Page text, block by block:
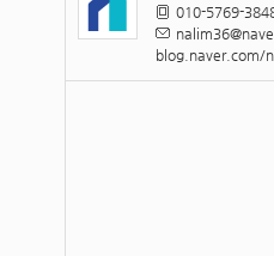
010-5769-
blog.naver.com/